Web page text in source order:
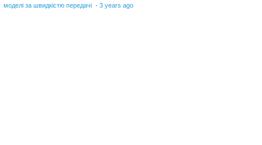
моделі за швидкістю передачі · 3 years ago